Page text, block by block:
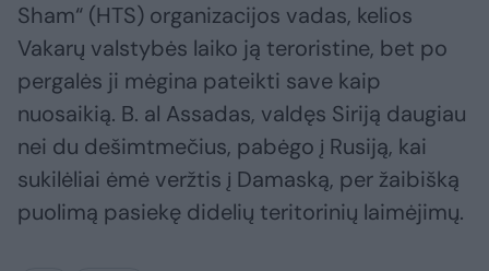
Sham“ (HTS) organizacijos vadas, kelios
Vakarų valstybės laiko ją teroristine, bet po
pergalės ji mėgina pateikti save kaip
nuosaikią. B. al Assadas, valdęs Siriją daugiau
nei du dešimtmečius, pabėgo į Rusiją, kai
sukilėliai ėmė veržtis į Damaską, per žaibišką
puolimą pasiekę didelių teritorinių laimėjimų.